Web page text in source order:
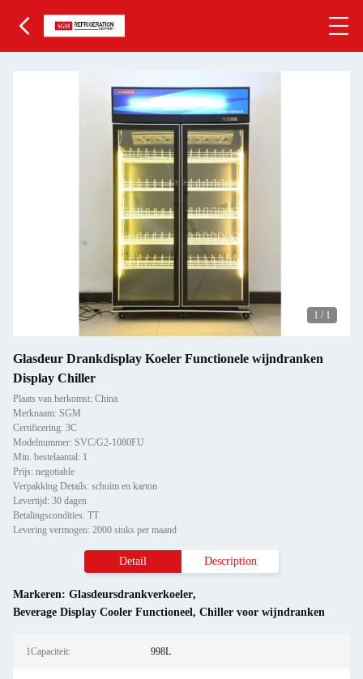
1 / 1
Glasdeur Drankdisplay Koeler Functionele wijndranken
Display Chiller
Plaats van herkomst: China
Merknaam: SGM
Certificering: 3C
Modelnummer: SVC/G2-1080FU
Min. bestelaantal: 1
Prijs: negotiable
Verpakking Details: schuim en karton
Levertijd: 30 dagen
Betalingscondities: TT
Levering vermogen: 2000 stuks per maand
Detail Description
Markeren: Glasdeursdrankverkoeler,
Beverage Display Cooler Functioneel, Chiller voor wijndranken
1Capaciteit: 998L